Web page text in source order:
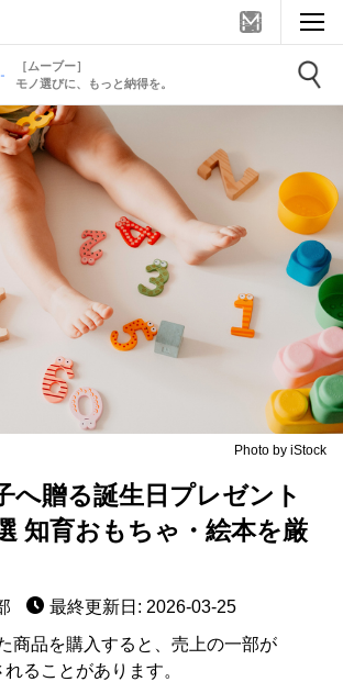
［ムーブー］
モノ選びに、もっと納得を。
Photo by iStock
へ贈る誕生日プレゼント
知育おもちゃ・絵本を厳
最終更新日: 2026-03-25
商品を購入すると、売上の一部が
ることがあります。